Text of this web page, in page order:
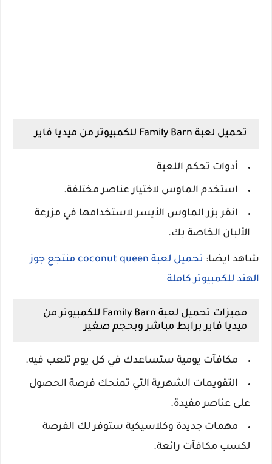
تحميل لعبة Family Barn للكمبيوتر من ميديا فاير
أدوات تحكم اللعبة
استخدم الماوس لاختيار عناصر مختلفة.
انقر بزر الماوس الأيسر لاستخدامها في مزرعة
الألبان الخاصة بك.
شاهد ايضا:
تحميل لعبة coconut queen منتجع جوز
الهند للكمبيوتر كاملة
مميزات تحميل لعبة Family Barn للكمبيوتر من
ميديا فاير برابط مباشر وبحجم صغير
مكافآت يومية ستساعدك في كل يوم تلعب فيه.
التقويمات الشهرية التي تمنحك فرصة الحصول
على عناصر مفيدة.
مهمات جديدة وكلاسيكية ستوفر لك الفرصة
لكسب مكافآت رائعة.